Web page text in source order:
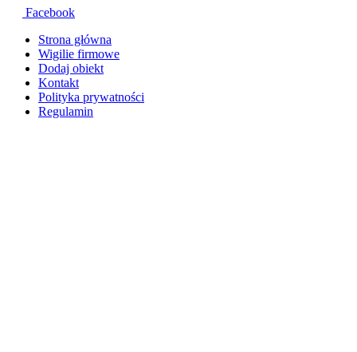
Facebook
Strona główna
Wigilie firmowe
Dodaj obiekt
Kontakt
Polityka prywatności
Regulamin